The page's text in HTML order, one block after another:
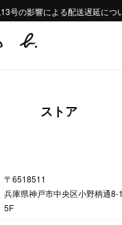
域地震の影響による配送遅延に
Summer Sale 2buy10%OFF!!
号の影響による配送遅延につ
域地震の影響による配送遅延に
Summer Sale 2buy10%OFF!!
ストア
〒6518511
兵庫県神戸市中央区小野柄通
5F